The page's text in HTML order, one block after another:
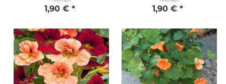
1,90 € * 1,90 € *